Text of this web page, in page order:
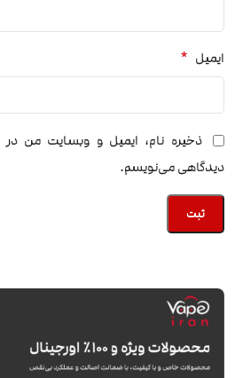
ایمیل *
ذخیره نام، ایمیل و وبسایت من در
دیدگاهی می‌نویسم.